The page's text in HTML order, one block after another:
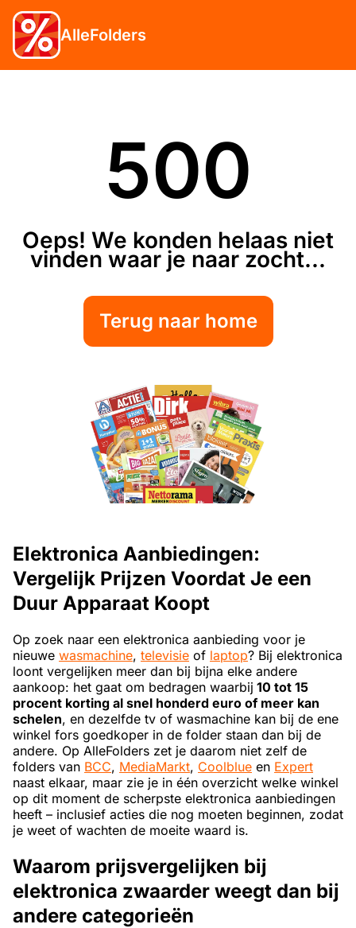
AlleFolders
500
Oeps! We konden helaas niet
vinden waar je naar zocht...
Terug naar home
Elektronica Aanbiedingen:
Vergelijk Prijzen Voordat Je een
Duur Apparaat Koopt
Op zoek naar een elektronica aanbieding voor je
nieuwe wasmachine, televisie of laptop? Bij elektronica
loont vergelijken meer dan bij bijna elke andere
aankoop: het gaat om bedragen waarbij 10 tot 15
procent korting al snel honderd euro of meer kan
schelen, en dezelfde tv of wasmachine kan bij de ene
winkel fors goedkoper in de folder staan dan bij de
andere. Op AlleFolders zet je daarom niet zelf de
folders van BCC, MediaMarkt, Coolblue en Expert
naast elkaar, maar zie je in één overzicht welke winkel
op dit moment de scherpste elektronica aanbiedingen
heeft – inclusief acties die nog moeten beginnen, zodat
je weet of wachten de moeite waard is.
Waarom prijsvergelijken bij
elektronica zwaarder weegt dan bij
andere categorieën